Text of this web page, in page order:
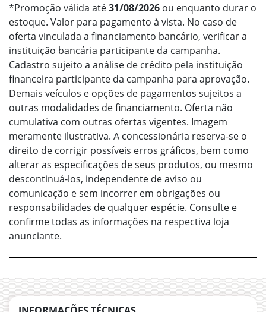
*Promoção válida até31/08/2026 ou enquanto durar o
estoque. Valor para pagamento à vista. No caso de
oferta vinculada a financiamento bancário, verificar a
instituição bancária participante da campanha.
Cadastro sujeito a análise de crédito pela instituição
financeira participante da campanha para aprovação.
Demais veículos e opções de pagamentos sujeitos a
outras modalidades de financiamento. Oferta não
cumulativa com outras ofertas vigentes. Imagem
meramente ilustrativa. A concessionária reserva-se o
direito de corrigir possíveis erros gráficos, bem como
alterar as especificações de seus produtos, ou mesmo
descontinuá-los, independente de aviso ou
comunicação e sem incorrer em obrigações ou
responsabilidades de qualquer espécie. Consulte e
confirme todas as informações na respectiva loja
anunciante.